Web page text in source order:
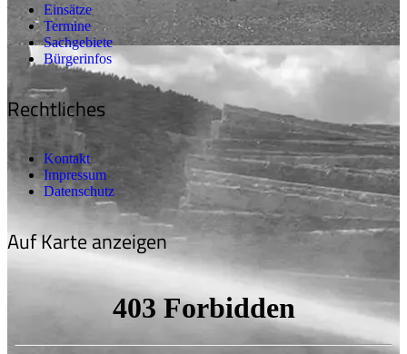
Einsätze
Termine
Sachgebiete
Bürgerinfos
Rechtliches
Kontakt
Impressum
Datenschutz
Auf Karte anzeigen